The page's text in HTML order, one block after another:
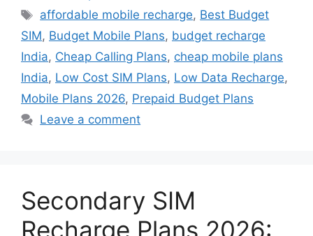
Tags
affordable mobile recharge, Best Budget
SIM, Budget Mobile Plans, budget recharge
India, Cheap Calling Plans, cheap mobile plans
India, Low Cost SIM Plans, Low Data Recharge,
Mobile Plans 2026, Prepaid Budget Plans
Leave a comment
Secondary SIM
Recharge Plans 2026: